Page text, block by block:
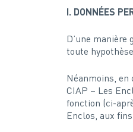
I. DONNÉES
D’une
toute
Néanmoins, en
CIAP – Les
fonction (ci-
Enclos, aux